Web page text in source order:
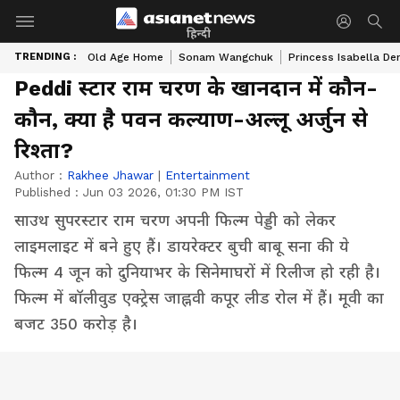
हिन्दी
TRENDING : Old Age Home Sonam Wangchuk Princess Isabella
Peddi स्टार राम चरण के खानदान में कौन-
कौन, क्या है पवन कल्याण-अल्लू अर्जुन से
रिश्ता?
Author : Rakhee Jhawar | Entertainment
Published : Jun 03 2026, 01:30 PM IST
साउथ सुपरस्टार राम चरण अपनी फिल्म पेड्डी को लेकर
लाइमलाइट में बने हुए हैं। डायरेक्टर बुची बाबू सना की ये
फिल्म 4 जून को दुनियाभर के सिनेमाघरों में रिलीज हो रही है।
फिल्म में बॉलीवुड एक्ट्रेस जाह्नवी कपूर लीड रोल में हैं। मूवी का
बजट 350 करोड़ है।